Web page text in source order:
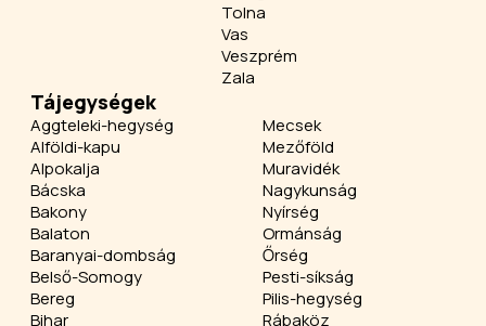
Tolna
Vas
Veszprém
Zala
Tájegységek
Aggteleki-hegység
Alföldi-kapu
Alpokalja
Bácska
Bakony
Balaton
Baranyai-dombság
Belső-Somogy
Bereg
Bihar
Mecsek
Mezőföld
Muravidék
Nagykunság
Nyírség
Ormánság
Őrség
Pesti-síkság
Pilis-hegység
Rábaköz